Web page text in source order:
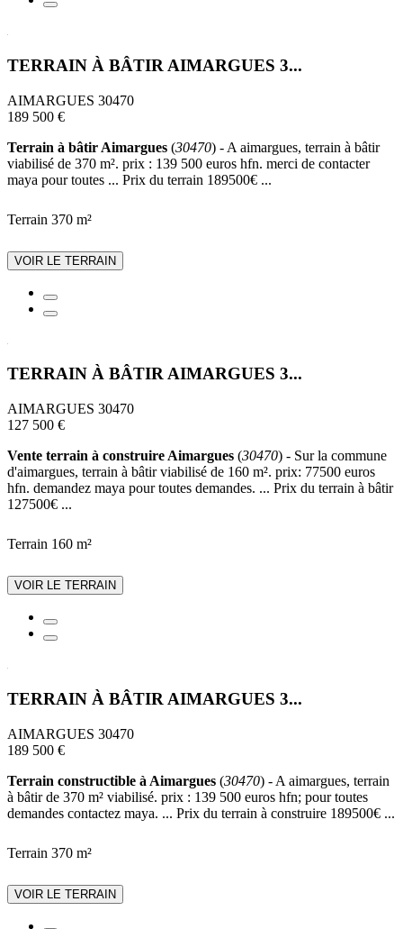
TERRAIN À BÂTIR AIMARGUES 3...
AIMARGUES 30470
189 500 €
Terrain à bâtir Aimargues (30470) - A aimargues, terrain à bâtir
viabilisé de 370 m². prix : 139 500 euros hfn. merci de contacter
maya pour toutes ... Prix du terrain 189500€ ...
Terrain 370 m²
VOIR LE TERRAIN
TERRAIN À BÂTIR AIMARGUES 3...
AIMARGUES 30470
127 500 €
Vente terrain à construire Aimargues (30470) - Sur la commune
d'aimargues, terrain à bâtir viabilisé de 160 m². prix: 77500 euros
hfn. demandez maya pour toutes demandes. ... Prix du terrain à bâtir
127500€ ...
Terrain 160 m²
VOIR LE TERRAIN
TERRAIN À BÂTIR AIMARGUES 3...
AIMARGUES 30470
189 500 €
Terrain constructible à Aimargues (30470) - A aimargues, terrain
à bâtir de 370 m² viabilisé. prix : 139 500 euros hfn; pour toutes
demandes contactez maya. ... Prix du terrain à construire 189500€ ...
Terrain 370 m²
VOIR LE TERRAIN